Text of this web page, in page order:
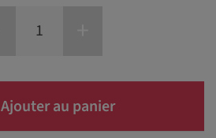
Ajouter au panier